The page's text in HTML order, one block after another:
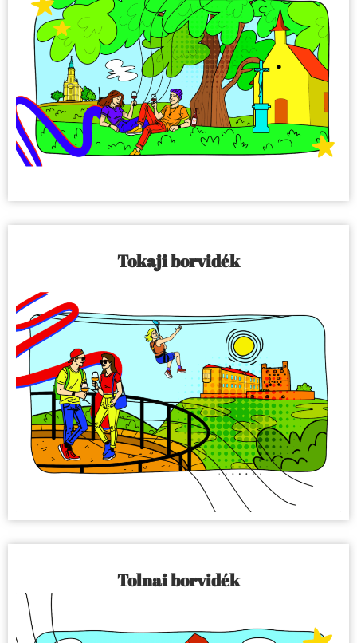
Tokaji borvidék
Tolnai borvidék